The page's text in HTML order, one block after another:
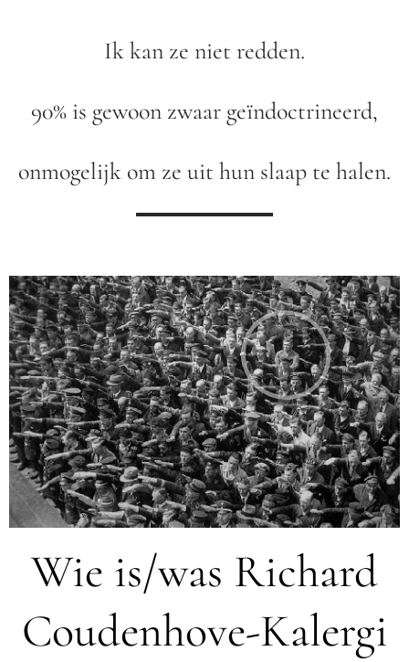
Ik kan ze niet redden.
90% is gewoon zwaar geïndoctrineerd,
onmogelijk om ze uit hun slaap te halen.
Wie is/was Richard
Coudenhove-Kalergi